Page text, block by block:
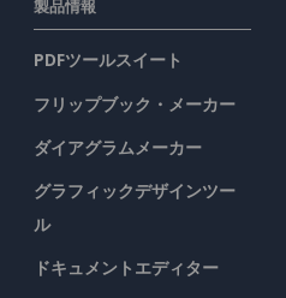
製品情報
PDFツールスイート
フリップブック・メーカー
ダイアグラムメーカー
グラフィックデザインツー
ル
ドキュメントエディター